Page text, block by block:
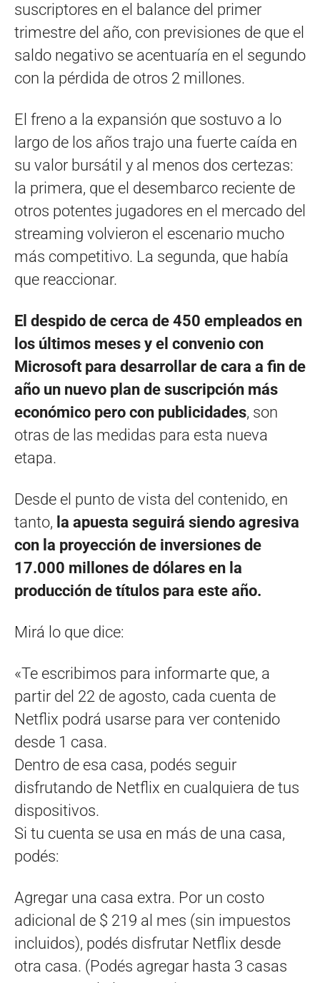
suscriptores en el balance del primer
trimestre del año, con previsiones de que el
saldo negativo se acentuaría en el segundo
con la pérdida de otros 2 millones.
El freno a la expansión que sostuvo a lo
largo de los años trajo una fuerte caída en
su valor bursátil y al menos dos certezas:
la primera, que el desembarco reciente de
otros potentes jugadores en el mercado del
streaming volvieron el escenario mucho
más competitivo. La segunda, que había
que reaccionar.
El despido de cerca de 450 empleados en
los últimos meses y el convenio con
Microsoft para desarrollar de cara a fin de
año un nuevo plan de suscripción más
económico pero con publicidades, son
otras de las medidas para esta nueva
etapa.
Desde el punto de vista del contenido, en
tanto, la apuesta seguirá siendo agresiva
con la proyección de inversiones de
17.000 millones de dólares en la
producción de títulos para este año.
Mirá lo que dice:
«Te escribimos para informarte que, a
partir del 22 de agosto, cada cuenta de
Netflix podrá usarse para ver contenido
desde 1 casa.
Dentro de esa casa, podés seguir
disfrutando de Netflix en cualquiera de tus
dispositivos.
Si tu cuenta se usa en más de una casa,
podés:
Agregar una casa extra. Por un costo
adicional de $ 219 al mes (sin impuestos
incluidos), podés disfrutar Netflix desde
otra casa. (Podés agregar hasta 3 casas